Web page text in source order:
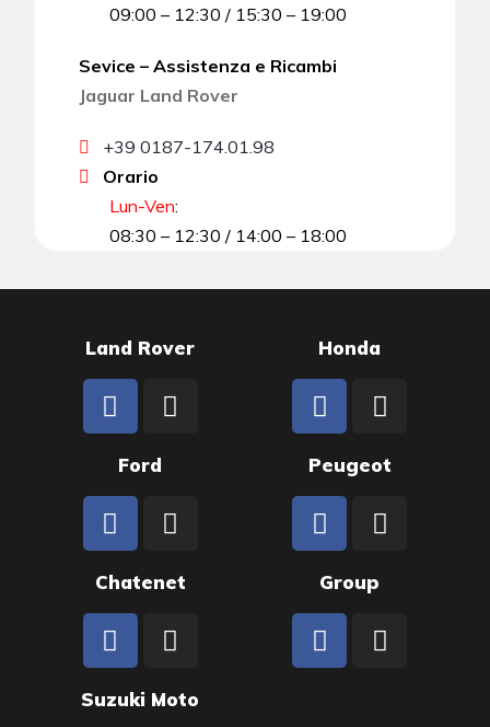
09:00 – 12:30 / 15:30 – 19:00
Sevice – Assistenza e Ricambi
Jaguar Land Rover
+39 0187-174.01.98
Orario
Lun-Ven:
08:30 – 12:30 / 14:00 – 18:00
Land Rover Honda
Ford Peugeot
Chatenet Group
Suzuki Moto